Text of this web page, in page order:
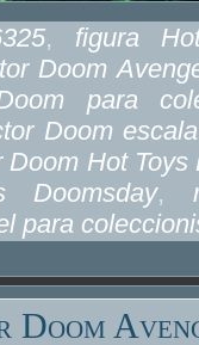
, figura
Doom
para
Doom
Doom Hot Toys
Doomsday,
para